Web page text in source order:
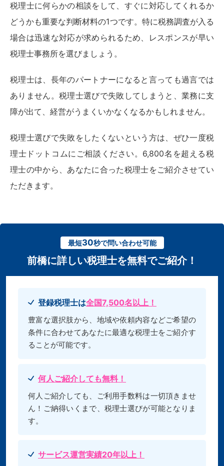
税理士に何らかの相談をして、すぐに対応してくれるか
どうかも重要な判断材料の1つです。特に税務調査が入る
場合は迅速な対応が求められるため、レスポンスが早い
税理士事務所を選びましょう。
税理士は、長年のパートナーになると言っても過言では
ありません。税理士選びで失敗してしまうと、業務に支
障が出て、経営がうまくいかなくなるかもしれません。
税理士選びで失敗をしたくないという方は、ぜひ一度税
理士ドットコムにご相談ください。6,800名を超える税
理士の中から、あなたに合った税理士をご紹介させてい
ただきます。
最短30秒で問い合わせ可能
前橋に詳しい税理士を無料でご紹介！
登録税理士は全国7,500名以上！
豊富な選択肢から、地域や依頼内容などご希望の
条件に合わせてあなたに最適な税理士をご紹介す
ることが可能です。
何人ご紹介しても無料！
何人ご紹介しても、ご利用手数料は一切頂きませ
ん！ご納得いくまで、税理士選びが可能となりま
す。
サービス運営実績20年以上！